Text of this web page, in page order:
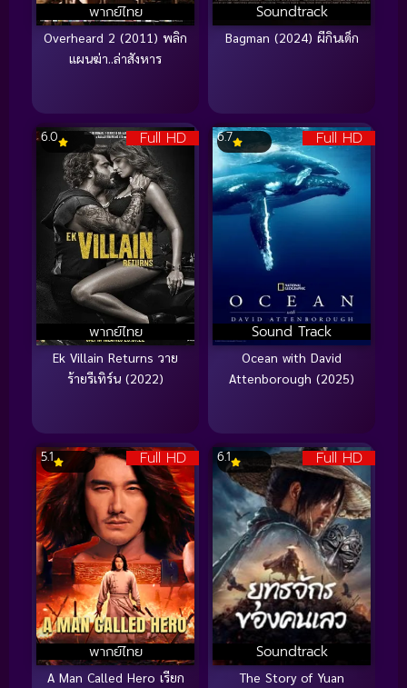
พากย์ไทย
Overheard 2 (2011) พลิก
แผนฆ่า..ล่าสังหาร
Soundtrack
Bagman (2024) ผีกินเด็ก
Full HD
พากย์ไทย
6.0
Ek Villain Returns วาย
ร้ายรีเทิร์น (2022)
Full HD
Sound Track
6.7
Ocean with David
Attenborough (2025)
Full HD
พากย์ไทย
5.1
A Man Called Hero เรียก
Full HD
Soundtrack
6.1
The Story of Yuan